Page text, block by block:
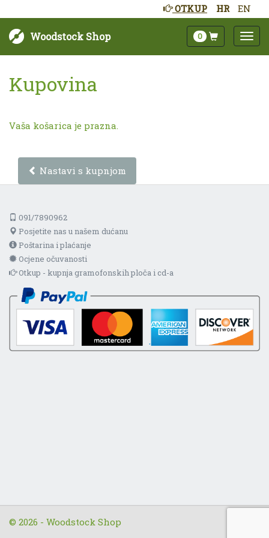
HR EN
OTKUP
Woodstock Shop 0
Kupovina
Vaša košarica je prazna.
Nastavi s kupnjom
091/7890962
Posjetite nas u našem dućanu
Poštarina i plaćanje
Ocjene očuvanosti
Otkup - kupnja gramofonskih ploča i cd-a
© 2026 - Woodstock Shop